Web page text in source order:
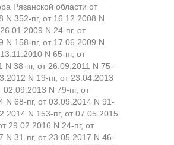
Рязанской области от
N 352-пг, от 16.12.2008 N
N 24-пг, от
N 158-пг, от 17.06.2009 N
N 65-пг, от
N 38-пг, от 26.09.2011 N 75-
N 19-пг, от 23.04.2013
02.09.2013 N 79-пг, от
N 68-пг, от 03.09.2014 N 91-
N 153-пг, от 07.05.2015
29.02.2016 N 24-пг, от
N 31-пг, от 23.05.2017 N 46-